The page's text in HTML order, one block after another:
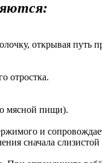
открывая
отростка.
мясной пищи).
и
сначала